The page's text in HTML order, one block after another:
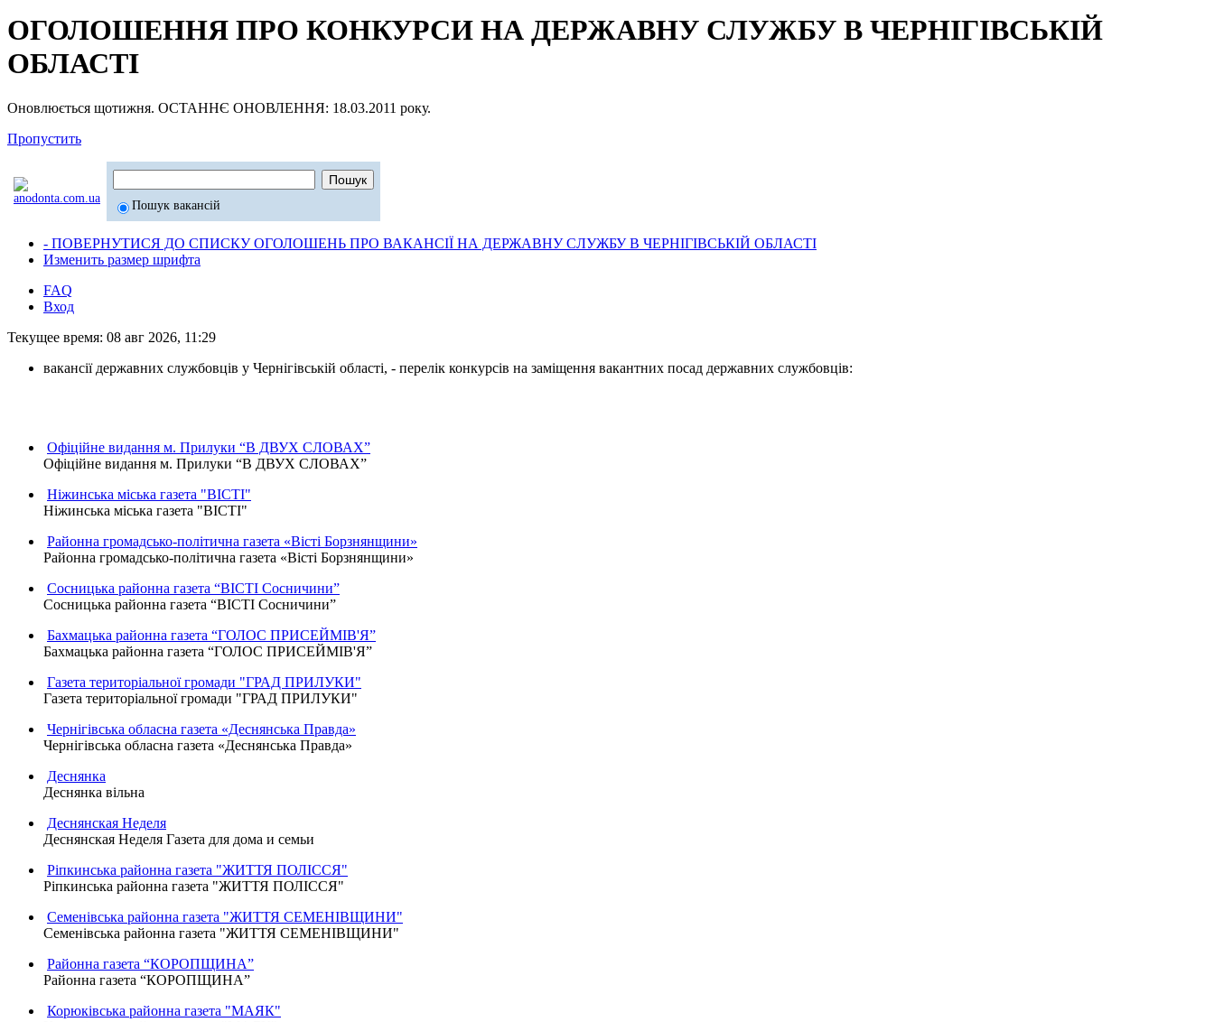
ОГОЛОШЕННЯ ПРО КОНКУРСИ НА ДЕРЖАВНУ СЛУЖБУ В ЧЕРНІГІВСЬКІЙ
ОБЛАСТІ
Оновлюється щотижня. ОСТАННЄ ОНОВЛЕННЯ: 18.03.2011 року.
Пропустить
Пошук вакансій
- ПОВЕРНУТИСЯ ДО СПИСКУ ОГОЛОШЕНЬ ПРО ВАКАНСІЇ НА ДЕРЖАВНУ СЛУЖБУ В ЧЕРНІГІВСЬКІЙ ОБЛАСТІ
Изменить размер шрифта
FAQ
Вход
Текущее время: 08 авг 2026, 11:29
вакансії державних службовців у Чернігівській області, - перелік конкурсів на заміщення вакантних посад державних службовців:
Офіційне видання м. Прилуки “В ДВУХ СЛОВАХ”
Офіційне видання м. Прилуки “В ДВУХ СЛОВАХ”
Ніжинська міська газета "ВІСТІ"
Ніжинська міська газета "ВІСТІ"
Районна громадсько-політична газета «Вісті Борзнянщини»
Районна громадсько-політична газета «Вісті Борзнянщини»
Сосницька районна газета “ВІСТІ Сосничини”
Сосницька районна газета “ВІСТІ Сосничини”
Бахмацька районна газета “ГОЛОС ПРИСЕЙМІВ'Я”
Бахмацька районна газета “ГОЛОС ПРИСЕЙМІВ'Я”
Газета територіальної громади "ГРАД ПРИЛУКИ"
Газета територіальної громади "ГРАД ПРИЛУКИ"
Чернігівська обласна газета «Деснянська Правда»
Чернігівська обласна газета «Деснянська Правда»
Деснянка
Деснянка вільна
Деснянская Неделя
Деснянская Неделя Газета для дома и семьи
Ріпкинська районна газета "ЖИТТЯ ПОЛІССЯ"
Ріпкинська районна газета "ЖИТТЯ ПОЛІССЯ"
Семенівська районна газета "ЖИТТЯ СЕМЕНІВЩИНИ"
Семенівська районна газета "ЖИТТЯ СЕМЕНІВЩИНИ"
Районна газета “КОРОПЩИНА”
Районна газета “КОРОПЩИНА”
Корюківська районна газета "МАЯК"